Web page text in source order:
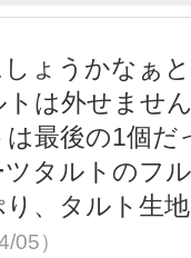
ょうかなぁ
は外せませ
最後の1個
タルトのフ
、タルト生
）